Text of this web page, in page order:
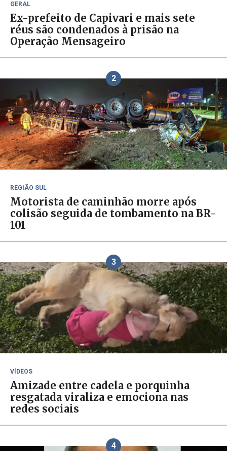
GERAL
Ex-prefeito de Capivari e mais sete
réus são condenados à prisão na
Operação Mensageiro
2
REGIÃO SUL
Motorista de caminhão morre após
colisão seguida de tombamento na BR-
101
3
VÍDEOS
Amizade entre cadela e porquinha
resgatada viraliza e emociona nas
redes sociais
4